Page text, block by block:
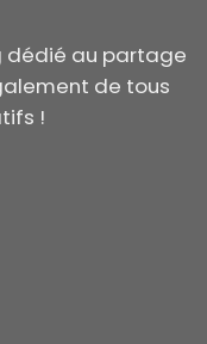
dédié au partage
de tous
!